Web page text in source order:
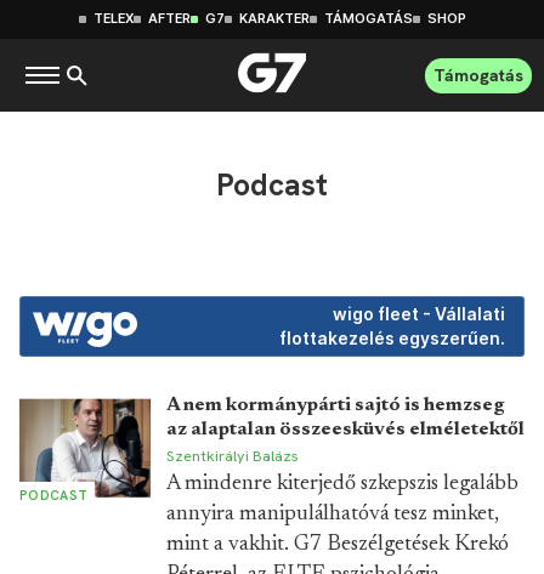
TELEX AFTER G7 KARAKTER TÁMOGATÁS SHOP
Támogatás
Podcast
wigo fleet - Vállalati
flottakezelés egyszerűen.
PODCAST
A nem kormánypárti sajtó is hemzseg
az alaptalan összeesküvés elméletektől
Szentkirályi Balázs
A mindenre kiterjedő szkepszis legalább
annyira manipulálhatóvá tesz minket,
mint a vakhit. G7 Beszélgetések Krekó